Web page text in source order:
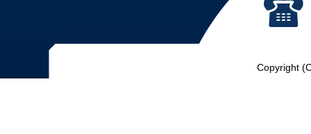
Copyright